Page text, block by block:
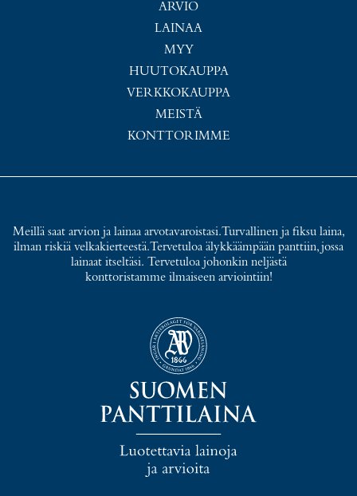
ARVIO
LAINAA
MYY
HUUTOKAUPPA
VERKKOKAUPPA
MEISTÄ
KONTTORIMME
Meillä saat arvion ja lainaa arvotavaroistasi. Turvallinen ja fiksu laina,
ilman riskiä velkakierteestä. Tervetuloa älykkäämpään panttiin, jossa
lainaat itseltäsi. Tervetuloa johonkin neljästä
konttoristamme ilmaiseen arviointiin!